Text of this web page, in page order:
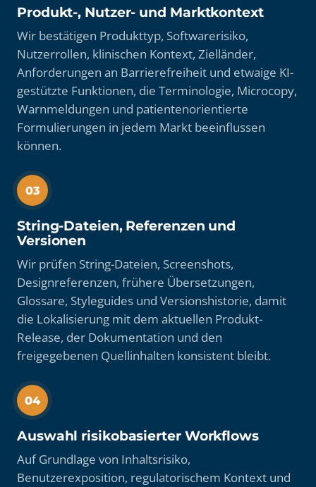
Produkt-, Nutzer- und Marktkontext
Wir bestätigen Produkttyp, Softwarerisiko,
Nutzerrollen, klinischen Kontext, Zielländer,
Anforderungen an Barrierefreiheit und etwaige KI-
gestützte Funktionen, die Terminologie, Microcopy,
Warnmeldungen und patientenorientierte
Formulierungen in jedem Markt beeinflussen
können.
03
String-Dateien, Referenzen und
Versionen
Wir prüfen String-Dateien, Screenshots,
Designreferenzen, frühere Übersetzungen,
Glossare, Styleguides und Versionshistorie, damit
die Lokalisierung mit dem aktuellen Produkt-
Release, der Dokumentation und den
freigegebenen Quellinhalten konsistent bleibt.
04
Auswahl risikobasierter Workflows
Auf Grundlage von Inhaltsrisiko,
Benutzerexposition, regulatorischem Kontext und